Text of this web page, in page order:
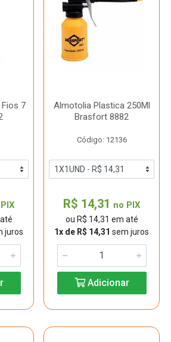
7
juros
Almotolia Plastica 250Ml
Brasfort 8882
Código: 12136
R$ 14,31 no PIX
ou R$ 14,31 em até
1x de R$ 14,31 sem juros
Adicionar